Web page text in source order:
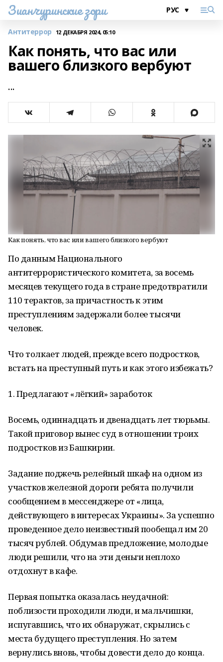
Зианчуринские зори
Антитеррор 12 ДЕКАБРЯ 2024, 05:10
Как понять, что вас или
вашего близкого вербуют
...
Как понять, что вас или вашего близкого вербуют
По данным Национального
антитеррористического комитета, за восемь
месяцев текущего года в стране предотвратили
110 терактов, за причастность к этим
преступлениям задержали более тысячи
человек.
Что толкает людей, прежде всего подростков,
встать на преступный путь и как этого избежать?
1. Предлагают «лёгкий» заработок
Восемь, одиннадцать и двенадцать лет тюрьмы.
Такой приговор вынес суд в отношении троих
подростков из Башкирии.
Задание поджечь релейный шкаф на одном из
участков железной дороги ребята получили
сообщением в мессенджере от «лица,
действующего в интересах Украины». За успешно
проведенное дело неизвестный пообещал им 20
тысяч рублей. Обдумав предложение, молодые
люди решили, что на эти деньги неплохо
отдохнут в кафе.
Первая попытка оказалась неудачной:
поблизости проходили люди, и мальчишки,
испугавшись, что их обнаружат, скрылись с
места будущего преступления. Но затем
вернулись вновь, чтобы довести дело до конца.